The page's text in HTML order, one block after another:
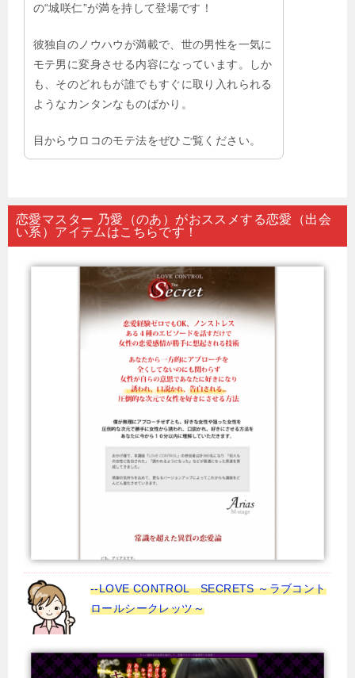
の“城咲仁”が満を持して登場です！
彼独自のノウハウが満載で、世の男性を一気に
モテ男に変身させる内容になっています。しか
も、そのどれもが誰でもすぐに取り入れられる
ようなカンタンなものばかり。
目からウロコのモテ法をぜひご覧ください。
恋愛マスター 乃愛（のあ）がおススメする恋愛（出会
い系）アイテムはこちらです！
--LOVE CONTROL SECRETS ～ラブコント
ロールシークレッツ～